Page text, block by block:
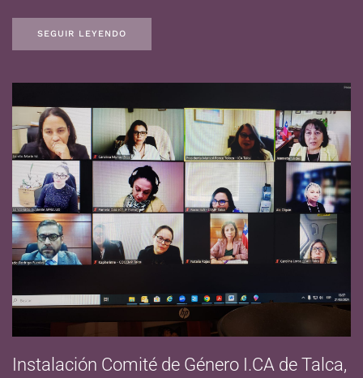
SEGUIR LEYENDO
Instalación Comité de Género I.CA de Talca,